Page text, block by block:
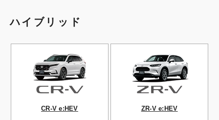
ハイブリッド
CR-V e:HEV ZR-V e:HEV